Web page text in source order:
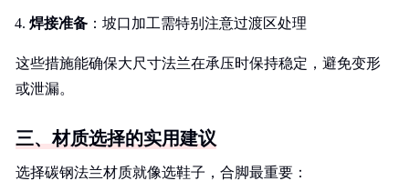
焊接准备 ：坡口加工需特别注意过渡区处理
这些措施能确保大尺寸法兰在承压时保持稳定，避免变形
或泄漏。
三、材质选择的实用建议
选择碳钢法兰材质就像选鞋子，合脚最重要：